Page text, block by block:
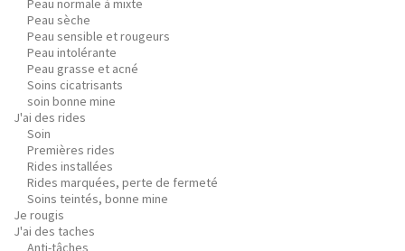
Peau normale à mixte
Peau sèche
Peau sensible et rougeurs
Peau intolérante
Peau grasse et acné
Soins cicatrisants
soin bonne mine
J'ai des rides
Soin
Premières rides
Rides installées
Rides marquées, perte de fermeté
Soins teintés, bonne mine
Je rougis
J'ai des taches
Anti-tâches